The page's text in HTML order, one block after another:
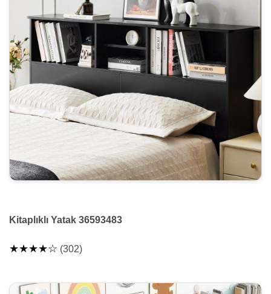
Kitaplıklı Yatak 36593483
★★★★☆ (302)